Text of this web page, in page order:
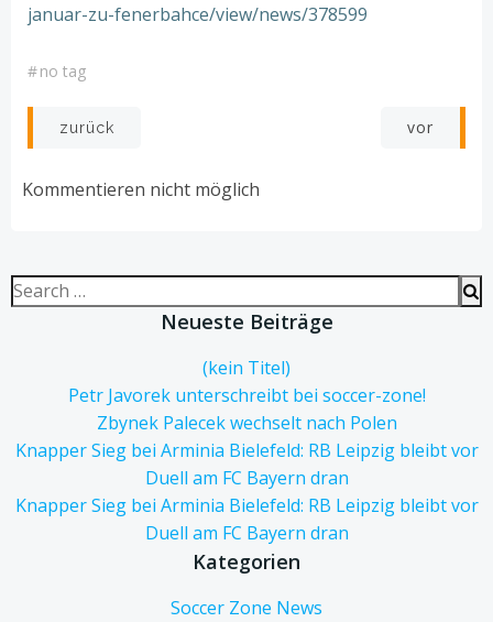
januar-zu-fenerbahce/view/news/378599
#no tag
Post
navigation
zurück
navigation
vor
Kommentieren nicht möglich
Search
for:
Neueste Beiträge
(kein Titel)
Petr Javorek unterschreibt bei soccer-zone!
Zbynek Palecek wechselt nach Polen
Knapper Sieg bei Arminia Bielefeld: RB Leipzig bleibt vor
Duell am FC Bayern dran
Knapper Sieg bei Arminia Bielefeld: RB Leipzig bleibt vor
Duell am FC Bayern dran
Kategorien
Soccer Zone News